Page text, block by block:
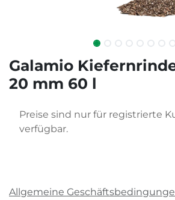
Galamio
20 mm 60 l
Preise sind nur für registrierte
verfügbar.
Allgemeine